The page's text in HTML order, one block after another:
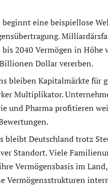
beginnt eine beispiellose
bis 2040 Vermögen in Höhe
Dollar vererben.
bleiben Kapitalmärkte für
Multiplikator.
und Pharma profitieren
bleibt Deutschland trotz
Standort. Viele
Vermögensbasis im
Vermögensstrukturen